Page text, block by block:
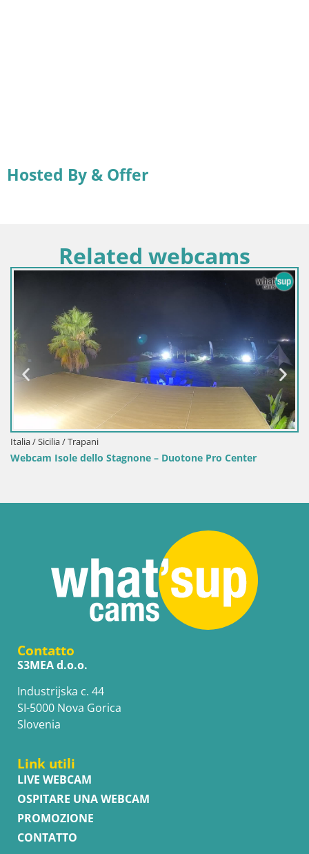
Hosted By & Offer
Related webcams
– Duotone Pro Center
Webcam Terza
Contatto
S3MEA d.o.o.
Industrijska c. 44
SI-5000 Nova Gorica
Slovenia
Link utili
LIVE WEBCAM
OSPITARE UNA WEBCAM
PROMOZIONE
CONTATTO